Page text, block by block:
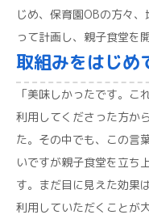
じめ、保育園OBの方々
って計画し、親子食堂を
取組みをはじめ
「美味しかったです。こ
利用してくださった方か
た。その中でも、この言
いですが親子食堂を立ち
す。まだ目に見えた効果
利用していただくことが